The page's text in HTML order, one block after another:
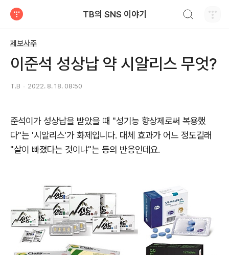
TB의 SNS 이야기
제보사주
이준석 성상납 약 시알리스 무엇?
T.B 2022. 8. 18. 08:50
준석이가 성상납을 받았을 때 "성기능 향상제로써 복용했
다"는 '시알리스'가 화제입니다. 대체 효과가 어느 정도길래
"살이 빠졌다는 것이냐"는 등의 반응인데요.